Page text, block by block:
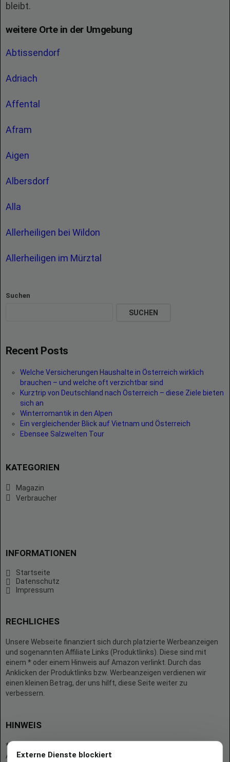
bleibt.
weitere Orte in der Umgebung
Abtissendorf
Adriach
Affental
Afram
Aigen
Albersdorf
Alla
Allerheiligen bei Wildon
Allerheiligen im Mürztal
Suchen
SUCHEN
Recent Posts
Welche Versicherungen Haushalte in Österreich wirklich
brauchen – und welche oft verzichtbar sind
Kurztrip von Deutschland nach Österreich – diese Ziele bieten
sich an
Winterromantik in den Alpen
Ein vergleichender Blick auf Vietnam und Österreich
Ebensee Salzwelten Tour
KATEGORIEN
Magazin
Verbraucher
INFORMATIONEN
Startseite
Datenschutz
Impressum
RECHLICHES
Unsere Webseite finanziert sich durch platzierte Werbeanzeigen
und sogenannten Affiliate Links (Produktlinks). Diese sind mit
einem * oder einem Hinweis auf Amazon verlinkt. Durch das
Anklicken der Produktlinks bzw. Werbeanzeigen verdienen wir
einen kleinen Betrag, der uns hilft, diese Seite weiter zu
verbessern.
HINWEIS
* = Afilliate-Link (=Werbung)
Als Amazon-Partner verdient der Seitenbetreiber an qualifizierten
Externe Dienste blockiert